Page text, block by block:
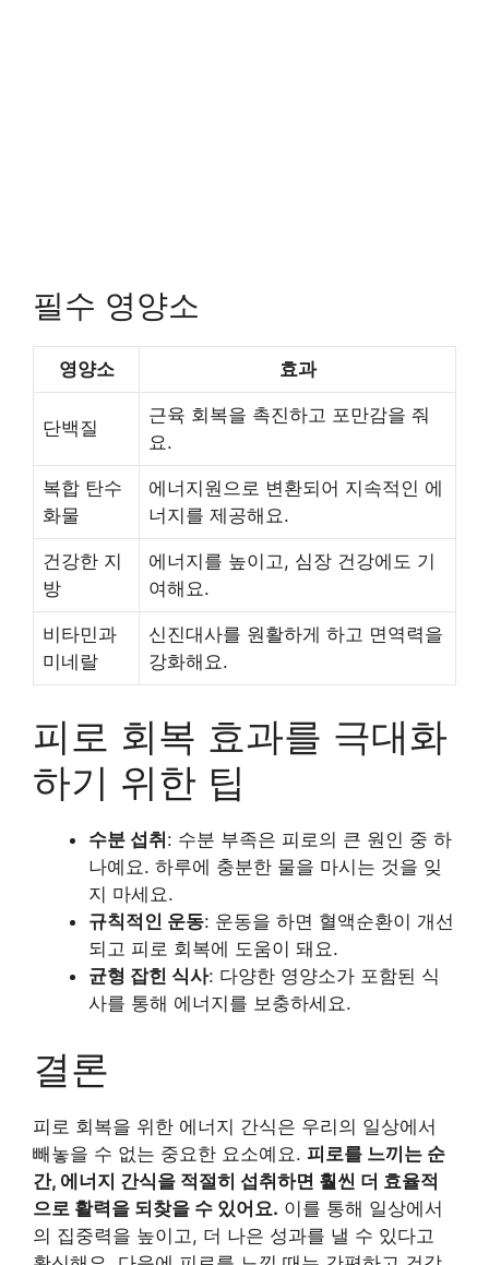
필수 영양소
영양소 효과
단백질
근육 회복을 촉진하고 포만감을 줘
요.
복합 탄수
화물
에너지원으로 변환되어 지속적인 에
너지를 제공해요.
건강한 지
방
에너지를 높이고, 심장 건강에도 기
여해요.
비타민과
미네랄
신진대사를 원활하게 하고 면역력을
강화해요.
피로 회복 효과를 극대화
하기 위한 팁
수분 섭취 : 수분 부족은 피로의 큰 원인 중 하
나예요. 하루에 충분한 물을 마시는 것을 잊
지 마세요.
규칙적인 운동: 운동을 하면 혈액순환이 개선
되고 피로 회복에 도움이 돼요.
균형 잡힌 식사: 다양한 영양소가 포함된 식
사를 통해 에너지를 보충하세요.
결론
피로 회복을 위한 에너지 간식은 우리의 일상에서
빼놓을 수 없는 중요한 요소예요. 피로를 느끼는 순
간, 에너지 간식을 적절히 섭취하면 훨씬 더 효율적
으로 활력을 되찾을 수 있어요. 이를 통해 일상에서
의 집중력을 높이고, 더 나은 성과를 낼 수 있다고